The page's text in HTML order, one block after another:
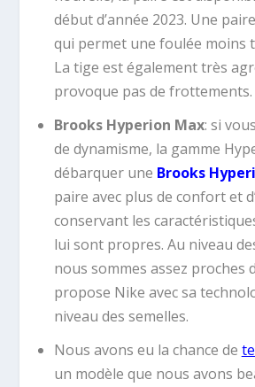
début d’année 2023. Une
qui permet une foulée moins
La tige est également très
provoque pas de frottements.
Brooks Hyperion Max: si
de dynamisme, la gamme
débarquer une Brooks
paire avec plus de confort et
conservant les
lui sont propres. Au niveau
nous sommes assez proches
propose Nike avec sa
niveau des semelles.
Nous avons eu la chance de
un modèle que nous avons